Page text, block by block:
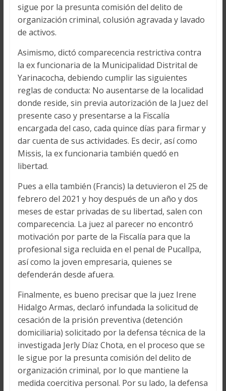
sigue por la presunta comisión del delito de
organización criminal, colusión agravada y lavado
de activos.
Asimismo, dictó comparecencia restrictiva contra
la ex funcionaria de la Municipalidad Distrital de
Yarinacocha, debiendo cumplir las siguientes
reglas de conducta: No ausentarse de la localidad
donde reside, sin previa autorización de la Juez del
presente caso y presentarse a la Fiscalía
encargada del caso, cada quince días para firmar y
dar cuenta de sus actividades. Es decir, así como
Missis, la ex funcionaria también quedó en
libertad.
Pues a ella también (Francis) la detuvieron el 25 de
febrero del 2021 y hoy después de un año y dos
meses de estar privadas de su libertad, salen con
comparecencia. La juez al parecer no encontró
motivación por parte de la Fiscalía para que la
profesional siga recluida en el penal de Pucallpa,
así como la joven empresaria, quienes se
defenderán desde afuera.
Finalmente, es bueno precisar que la juez Irene
Hidalgo Armas, declaró infundada la solicitud de
cesación de la prisión preventiva (detención
domiciliaria) solicitado por la defensa técnica de la
investigada Jerly Díaz Chota, en el proceso que se
le sigue por la presunta comisión del delito de
organización criminal, por lo que mantiene la
medida coercitiva personal. Por su lado, la defensa